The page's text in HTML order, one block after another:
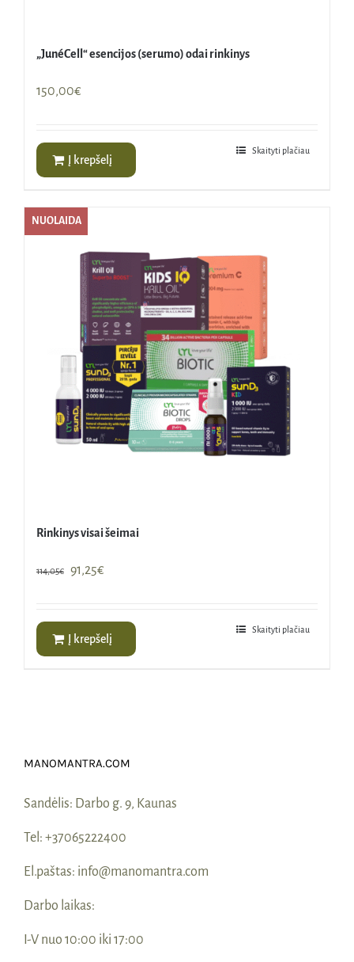
„JunéCell“ esencijos (serumo) odai rinkinys
150,00€
Į krepšelį
Skaityti plačiau
NUOLAIDA
Rinkinys visai šeimai
114,05€
Original
91,25€
91,25€.
Į krepšelį
Skaityti plačiau
MANOMANTRA.COM
Sandėlis: Darbo g. 9, Kaunas
Tel: +37065222400
El.paštas: info@manomantra.com
Darbo laikas:
I-V nuo 10:00 iki 17:00